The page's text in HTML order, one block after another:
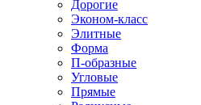
Дорогие
Эконом-класс
Элитные
Форма
П-образные
Угловые
Прямые